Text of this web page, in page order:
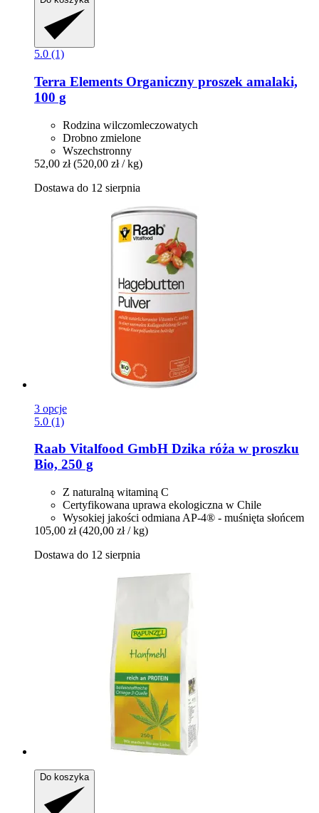
5.0 (1)
Terra Elements Organiczny proszek amalaki,
100 g
Rodzina wilczomleczowatych
Drobno zmielone
Wszechstronny
52,00 zł (520,00 zł / kg)
Dostawa do 12 sierpnia
3 opcje
5.0 (1)
Raab Vitalfood GmbH Dzika róża w proszku
Bio, 250 g
Z naturalną witaminą C
Certyfikowana uprawa ekologiczna w Chile
Wysokiej jakości odmiana AP-4® - muśnięta słońcem
105,00 zł (420,00 zł / kg)
Dostawa do 12 sierpnia
Do koszyka